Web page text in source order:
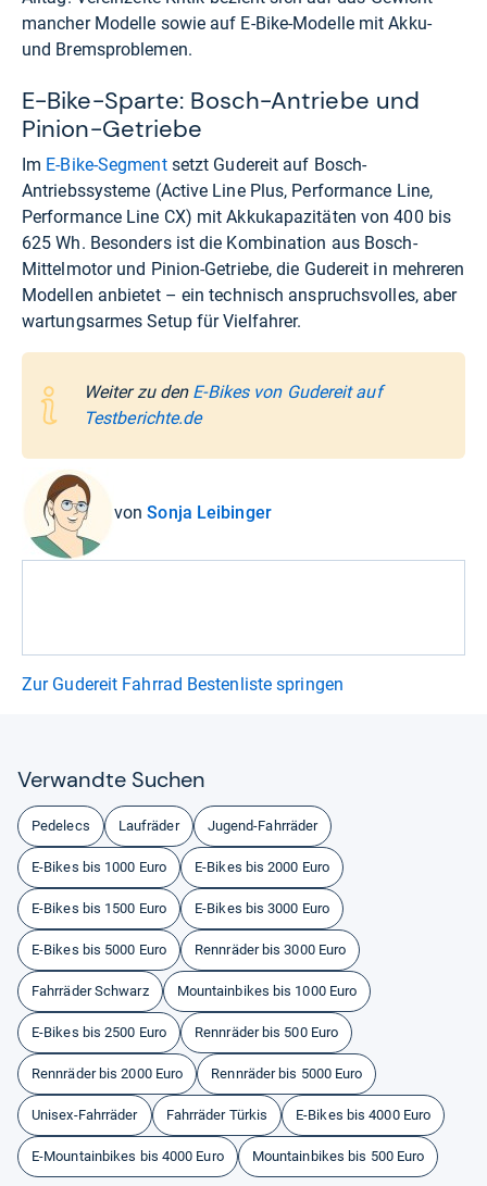
mancher Modelle sowie auf E-Bike-Modelle mit Akku-
und Bremsproblemen.
E-Bike-Sparte: Bosch-Antriebe und
Pinion-Getriebe
Im E-Bike-Segmentsetzt Gudereit auf Bosch-
Antriebssysteme (Active Line Plus, Performance Line,
Performance Line CX) mit Akkukapazitäten von 400 bis
625 Wh. Besonders ist die Kombination aus Bosch-
Mittelmotor und Pinion-Getriebe, die Gudereit in mehreren
Modellen anbietet – ein technisch anspruchsvolles, aber
wartungsarmes Setup für Vielfahrer.
Weiter zu den E-Bikes von Gudereit auf
Testberichte.de
vonSonja Leibinger
Zur Gudereit Fahrrad Bestenliste springen
Ver­wandte Suchen
Pedelecs Laufräder Jugend-Fahrräder
E-Bikes bis 1000 Euro E-Bikes bis 2000 Euro
E-Bikes bis 1500 Euro E-Bikes bis 3000 Euro
E-Bikes bis 5000 Euro Rennräder bis 3000 Euro
Fahrräder Schwarz Mountainbikes bis 1000 Euro
E-Bikes bis 2500 Euro Rennräder bis 500 Euro
Rennräder bis 2000 Euro Rennräder bis 5000 Euro
Unisex-Fahrräder Fahrräder Türkis E-Bikes bis 4000 Euro
E-Mountainbikes bis 4000 Euro Mountainbikes bis 500 Euro